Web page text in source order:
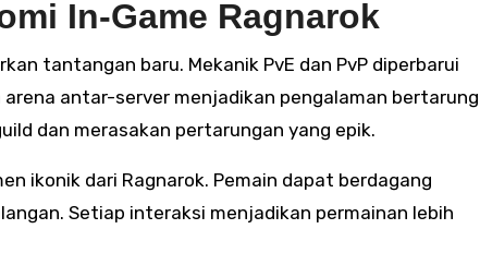
In-Game Ragnarok
tantangan baru. Mekanik PvE dan PvP diperbarui
antar-server menjadikan pengalaman bertarung
dan merasakan pertarungan yang epik.
ikonik dari Ragnarok. Pemain dapat berdagang
Setiap interaksi menjadikan permainan lebih